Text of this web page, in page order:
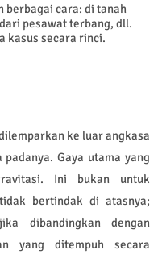
berbagai cara: di tanah
pesawat terbang, dll.
kasus secara rinci.
ke luar angkasa
Gaya utama yang
Ini bukan untuk
bertindak di atasnya;
dibandingkan dengan
yang ditempuh secara